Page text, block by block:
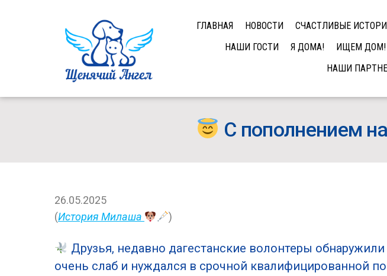
ГЛАВНАЯ НОВОСТИ СЧАСТЛИВЫЕ
НАШИ ГОСТИ
Я ДОМА! ИЩЕМ ДОМ!
НАШИ
С пополнением
26.05.2025
(История Милаша )
Друзья, недавно дагестанские волонтеры
очень слаб и нуждался в срочной квалифицированной